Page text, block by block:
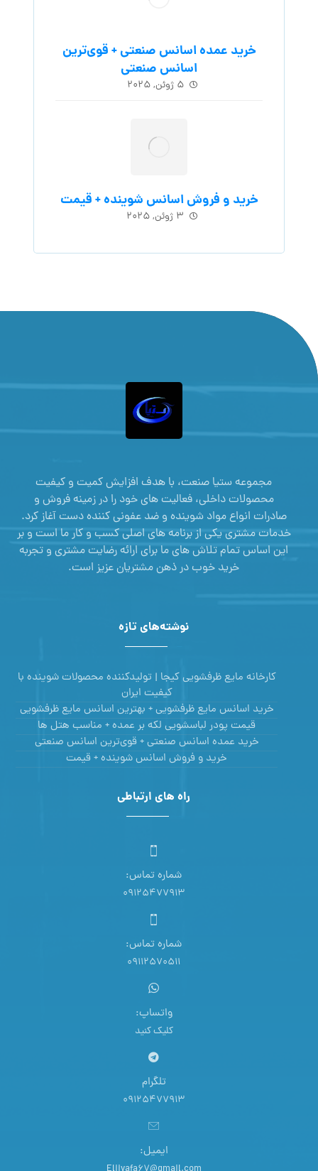
خرید عمده اسانس صنعتی + قوی‌ترین
اسانس‌ صنعتی
۵ ژوئن, ۲۰۲۵
خرید و فروش اسانس شوینده + قیمت
۳ ژوئن, ۲۰۲۵
مجموعه ستیا صنعت، با هدف افزایش کمیت و کیفیت
محصولات داخلی، فعالیت های خود را در زمینه فروش و
صادرات انواع مواد شوینده و ضد عفونی کننده دست آغاز کرد.
خدمات مشتری یکی از برنامه های اصلی کسب و کار ما است و بر
این اساس تمام تلاش های ما برای ارائه رضایت مشتری و تجربه
خرید خوب در ذهن مشتریان عزیز است.
نوشته‌های تازه
کارخانه مایع ظرفشویی کیجا | تولیدکننده محصولات شوینده با
کیفیت ایران
خرید اسانس مایع ظرفشویی + بهترین اسانس مایع ظرفشویی
قیمت پودر لباسشویی لکه بر عمده + مناسب هتل ها
خرید عمده اسانس صنعتی + قوی‌ترین اسانس‌ صنعتی
خرید و فروش اسانس شوینده + قیمت
راه های ارتباطی
شماره تماس:
09125477913
شماره تماس:
09112570511
واتساپ:
کلیک کنید
تلگرام
09125477913
ایمیل: